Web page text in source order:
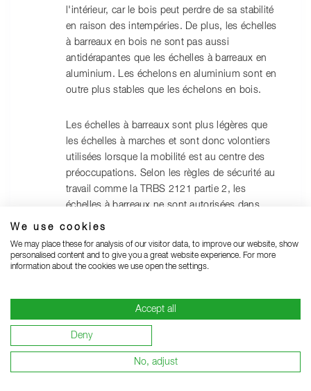
We use cookies
We may place these for analysis of our visitor data, to improve our website, show
personalised content and to give you a great website experience. For more
information about the cookies we use open the settings.
Accept all
Deny
No, adjust
l'intérieur, car le bois peut perdre de sa stabilité
en raison des intempéries. De plus, les échelles
à barreaux en bois ne sont pas aussi
antidérapantes que les échelles à barreaux en
aluminium. Les échelons en aluminium sont en
outre plus stables que les échelons en bois.
Les échelles à barreaux sont plus légères que
les échelles à marches et sont donc volontiers
utilisées lorsque la mobilité est au centre des
préoccupations. Selon les règles de sécurité au
travail comme la TRBS 2121 partie 2, les
échelles à barreaux ne sont autorisées dans
l'utilisation professionnelle que comme voie de
transforment en poste de travail grâce à des
accessoires tels qu'une marche suspendue ou
de marches MaxxStep.